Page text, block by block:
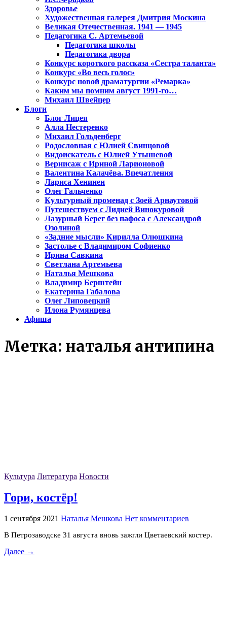
Здоровье
Художественная галерея Дмитрия Москина
Великая Отечественная. 1941 — 1945
Педагогика С. Артемьевой
Педагогика школы
Педагогика двора
Конкурс короткого рассказа «Сестра таланта»
Конкурс «Во весь голос»
Конкурс новой драматургии «Ремарка»
Каким мы помним август 1991-го…
Михаил Швейцер
Блоги
Блог Лицея
Алла Нестеренко
Михаил Гольденберг
Родословная с Юлией Свинцовой
Видоискатель с Юлией Утышевой
Вернисаж с Ириной Ларионовой
Валентина Калачёва. Впечатления
Лариса Хенинен
Олег Гальченко
Культурный променад с Зоей Арнаутовой
Путешествуем с Лидией Винокуровой
Лазурный Берег без пафоса с Александрой
Озолиной
«Задние мысли» Кирилла Олюшкина
Застолье с Владимиром Софиенко
Ирина Савкина
Светлана Артемьева
Наталья Мешкова
Владимир Берштейн
Екатерина Габалова
Олег Липовецкий
Илона Румянцева
Афиша
Метка: наталья антипина
Культура Литература Новости
Гори, костёр!
1 сентября 2021 Наталья Мешкова Нет комментариев
В Петрозаводске 31 августа вновь зажгли Цветаевский костер.
Далее →